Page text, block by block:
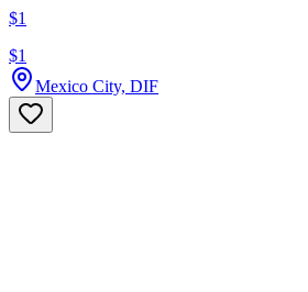
$1
$1
Mexico City, DIF